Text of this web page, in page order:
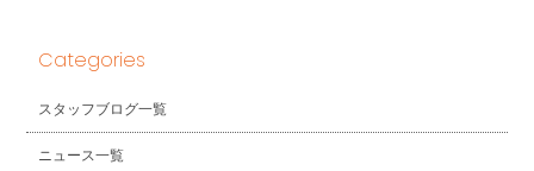
Categories
スタッフブログ一覧
ニュース一覧